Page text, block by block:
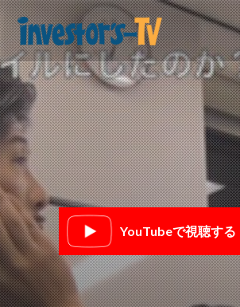
YouTubeで視聴する